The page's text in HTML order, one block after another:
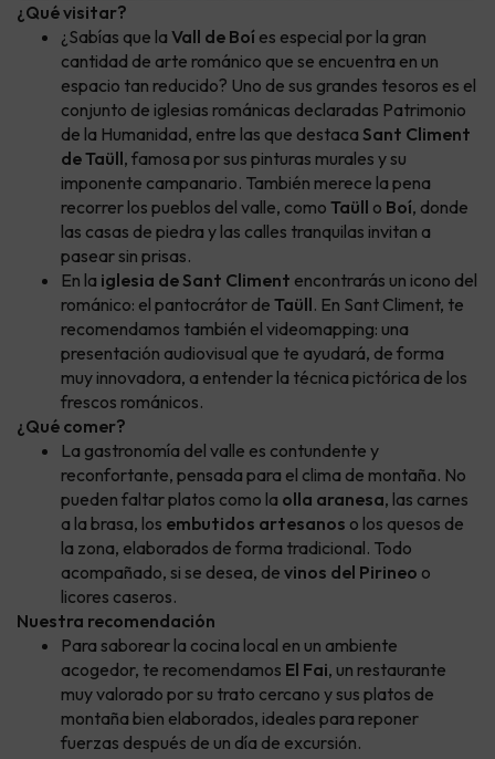
¿Qué visitar?
¿Sabías que la Vall de Boí es especial por la gran
cantidad de arte románico que se encuentra en un
espacio tan reducido? Uno de sus grandes tesoros es el
conjunto de iglesias románicas declaradas Patrimonio
de la Humanidad, entre las que destaca Sant Climent
de Taüll, famosa por sus pinturas murales y su
imponente campanario. También merece la pena
recorrer los pueblos del valle, como Taüll o Boí, donde
las casas de piedra y las calles tranquilas invitan a
pasear sin prisas.
En la iglesia de Sant Climent encontrarás un icono del
románico: el pantocrátor de Taüll. En Sant Climent, te
recomendamos también el videomapping: una
presentación audiovisual que te ayudará, de forma
muy innovadora, a entender la técnica pictórica de los
frescos románicos.
¿Qué comer?
La gastronomía del valle es contundente y
reconfortante, pensada para el clima de montaña. No
pueden faltar platos como la olla aranesa, las carnes
a la brasa, los embutidos artesanos o los quesos de
la zona, elaborados de forma tradicional. Todo
acompañado, si se desea, de vinos del Pirineo o
licores caseros.
Nuestra recomendación
Para saborear la cocina local en un ambiente
acogedor, te recomendamos El Fai, un restaurante
muy valorado por su trato cercano y sus platos de
montaña bien elaborados, ideales para reponer
fuerzas después de un día de excursión.